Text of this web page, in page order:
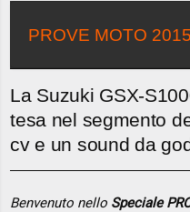
PROVE MOTO 2015
La Suzuki GSX-
tesa nel segmento
cv e un sound da
Benvenuto nello Speciale